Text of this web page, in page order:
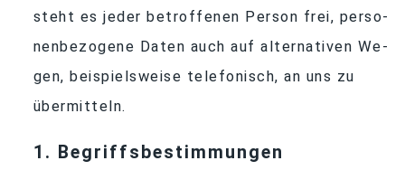
steht es je­der be­trof­fe­nen Per­son frei, per­so­
nen­be­zo­gene Da­ten auch auf al­ter­na­ti­ven We­
gen, bei­spiels­weise te­le­fo­nisch, an uns zu
übermitteln.
1 . Be­griffs­be­stim­mun­gen